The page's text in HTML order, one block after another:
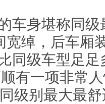
车身堪称同
宽绰，后车厢
同级车型足
有一项非常
级别最大最